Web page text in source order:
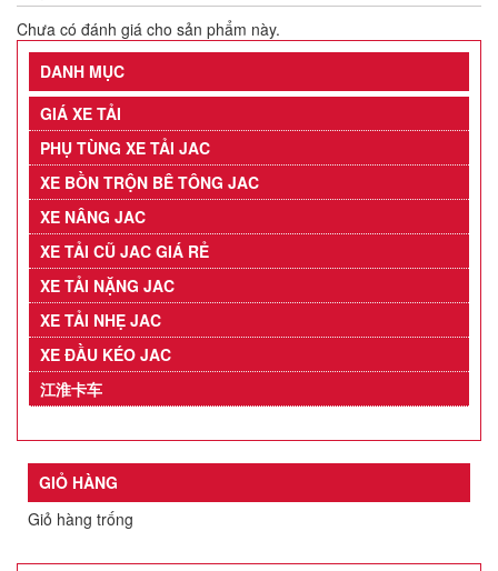
DANH MỤC
GIÁ XE TẢI
PHỤ TÙNG XE TẢI JAC
XE BỒN TRỘN BÊ TÔNG JAC
XE NÂNG JAC
XE TẢI CŨ JAC GIÁ RẺ
XE TẢI NẶNG JAC
XE TẢI NHẸ JAC
XE ĐẦU KÉO JAC
江淮卡车
GIỎ HÀNG
Giỏ hàng trống
Chưa có đánh giá cho sản phẩm này.